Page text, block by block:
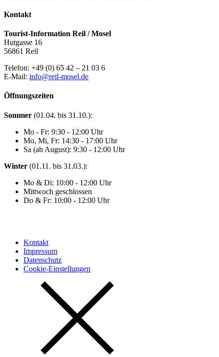
Kontakt
Tourist-Information Reil / Mosel
Hutgasse 16
56861 Reil
Telefon: +49 (0) 65 42 – 21 03 6
E-Mail: info@reil-mosel.de
Öffnungszeiten
Sommer (01.04. bis 31.10.):
Mo - Fr: 9:30 - 12:00 Uhr
Mo, Mi, Fr: 14:30 - 17:00 Uhr
Sa (ab August): 9:30 - 12:00 Uhr
Winter (01.11. bis 31.03.):
Mo & Di: 10:00 - 12:00 Uhr
Mittwoch geschlossen
Do & Fr: 10:00 - 12:00 Uhr
Kontakt
Impressum
Datenschutz
Cookie-Einstellungen